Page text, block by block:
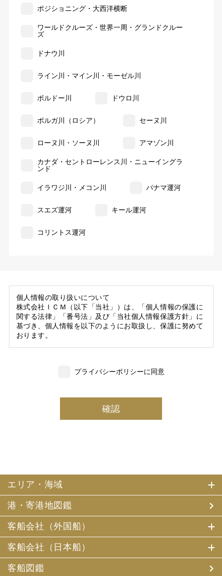
ポジショニング・大西洋横断
ワールドクルーズ・世界一周・グランドクルー
ズ
ドナウ川
ライン川・マイン川・モーゼル川
ボルドー川 ドウロ川
ボルガ川（ロシア） セーヌ川
ローヌ川・ソーヌ川 アマゾン川
カナダ・セントローレンス川・ニューイングラ
ンド
イラワジ川・メコン川 パナマ運河
スエズ運河 キール運河
コリントス運河
個人情報の取り扱いについて
株式会社ＩＣＭ（以下「当社」）は、「個人情報の保護に
関する法律」「番号法」及び「当社個人情報保護方針」に
基づき、個人情報を以下のようにお取扱し、保護に努めて
おります。
いただいた個人情報の一部を個人データとして保有
(3) 当社は、当社で就業する社員及び社員の扶養親族、及
び当社が支払調書等を作成する継続的契約関係のある個人
います。）は、お客様がご旅行の申込みの際にお申出いた
だいた個人情報についてお客様との連絡のために利用させ
ていただくほか、お客様がお申込みいただいた旅行におい
て運送・宿泊機関等（主要な運送・宿泊機関等について契
約書面に記載されています）の提供する旅行サービスの手
配及びそれらのサービスの受領のための手続、また旅行代
きます。
その他、当社は、
(1) 当社及び当社の提携する企業の商品やサービス、キャ
ンペーンのご案内
プライバシーポリシーに同意
エリア・海域
港・寄港地図鑑
客船会社（外国船）
客船会社（日本船）
客船図鑑